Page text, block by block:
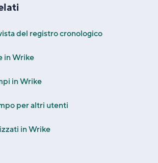
del registro cronologico
in Wrike
in Wrike
per altri utenti
in Wrike